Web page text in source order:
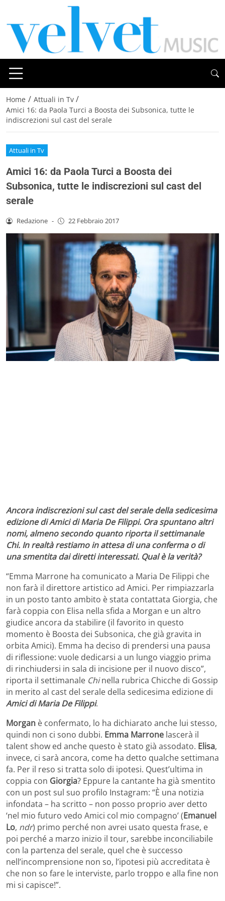
Home / Attuali in Tv /
Amici 16: da Paola Turci a Boosta dei Subsonica, tutte le
indiscrezioni sul cast del serale
Attuali in Tv
Amici 16: da Paola Turci a Boosta dei
Subsonica, tutte le indiscrezioni sul cast del
serale
Redazione - 22 Febbraio 2017
Ancora indiscrezioni sul cast del serale della sedicesima
edizione di Amici di Maria De Filippi. Ora spuntano altri
nomi, almeno secondo quanto riporta il settimanale
Chi. In realtà restiamo in attesa di una conferma o di
una smentita dai diretti interessati. Qual è la verità?
“Emma Marrone ha comunicato a Maria De Filippi che
non farà il direttore artistico ad Amici. Per rimpiazzarla
in un posto tanto ambito è stata contattata Giorgia, che
farà coppia con Elisa nella sfida a Morgan e un altro
giudice ancora da stabilire (il favorito in questo
momento è Boosta dei Subsonica, che già gravita in
orbita Amici). Emma ha deciso di prendersi una pausa
di riflessione: vuole dedicarsi a un lungo viaggio prima
di rinchiudersi in sala di incisione per il nuovo disco”,
riporta il settimanale Chinella rubrica Chicche di Gossip
in merito al cast del serale della sedicesima edizione di
Amici di Maria De Filippi.
Morgan è confermato, lo ha dichiarato anche lui stesso,
quindi non ci sono dubbi. Emma Marrone lascerà il
talent show ed anche questo è stato già assodato. Elisa,
invece, ci sarà ancora, come ha detto qualche settimana
fa. Per il reso si tratta solo di ipotesi. Quest’ultima in
coppia con Giorgia? Eppure la cantante ha già smentito
con un post sul suo profilo Instagram: “È una notizia
infondata – ha scritto – non posso proprio aver detto
‘nel mio futuro vedo Amici col mio compagno’ (Emanuel
Lo, ndr) primo perché non avrei usato questa frase, e
poi perché a marzo inizio il tour, sarebbe inconciliabile
con la partenza del serale, quel che è successo
nell’incomprensione non so, l’ipotesi più accreditata è
che non so fare le interviste, parlo troppo e alla fine non
mi si capisce!”.